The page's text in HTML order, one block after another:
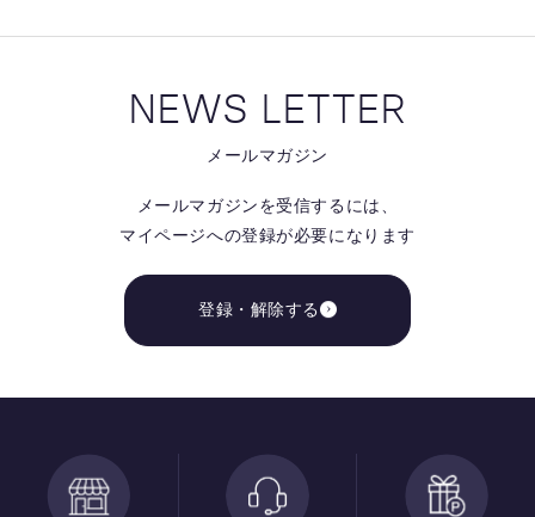
NEWS LETTER
メールマガジン
メールマガジンを受信するには、
マイページへの登録が必要になります
登録・解除する